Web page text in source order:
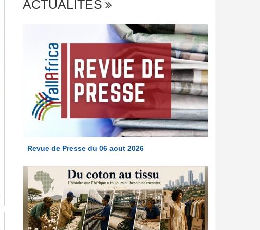
ACTUALITÉS
Revue de Presse du 06 aout 2026